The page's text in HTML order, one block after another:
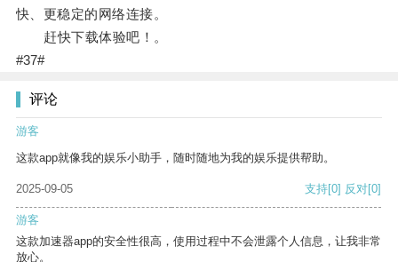
快、更稳定的网络连接。
赶快下载体验吧！。
#37#
评论
游客
这款app就像我的娱乐小助手，随时随地为我的娱乐提供帮助。
2025-09-05 支持[0] 反对[0]
游客
这款加速器app的安全性很高，使用过程中不会泄露个人信息，让我非常
放心。